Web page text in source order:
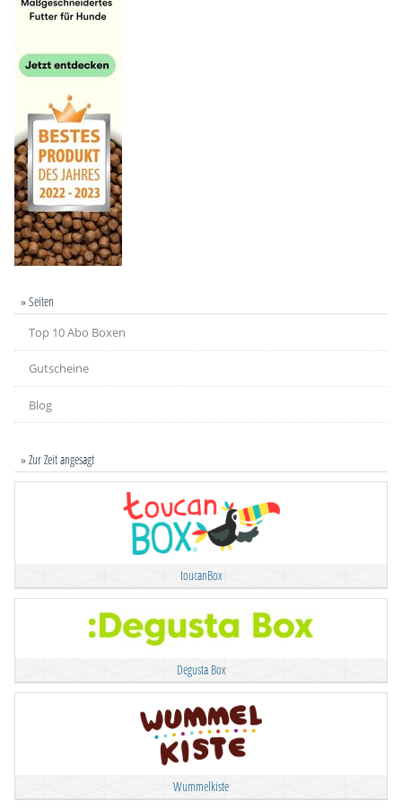
» Seiten
Top 10 Abo Boxen
Gutscheine
Blog
» Zur Zeit angesagt
toucanBox
Degusta Box
Wummelkiste